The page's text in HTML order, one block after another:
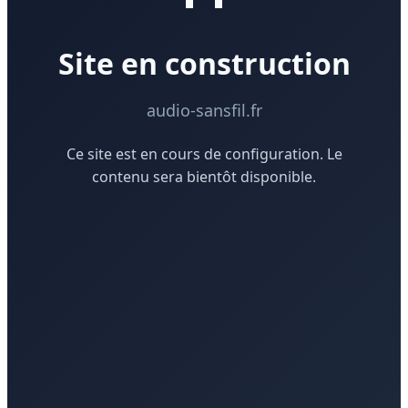
Site en construction
audio-sansfil.fr
Ce site est en cours de configuration. Le
contenu sera bientôt disponible.